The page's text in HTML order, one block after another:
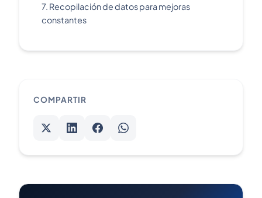
7. Recopilación de datos para mejoras
constantes
COMPARTIR